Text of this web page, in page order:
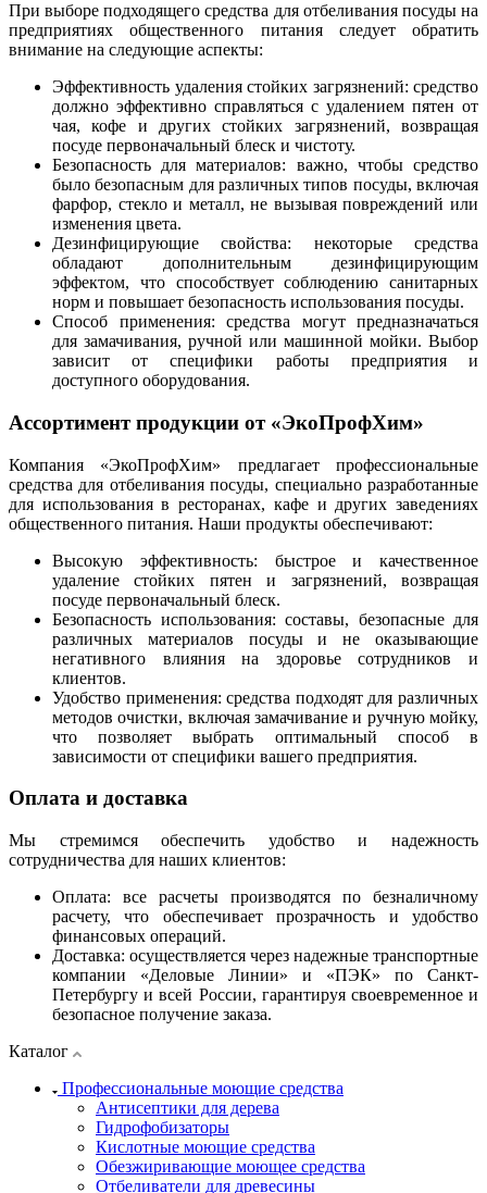
При выборе подходящего средства для отбеливания посуды на
предприятиях общественного питания следует обратить
внимание на следующие аспекты:
Эффективность удаления стойких загрязнений: средство
должно эффективно справляться с удалением пятен от
чая, кофе и других стойких загрязнений, возвращая
посуде первоначальный блеск и чистоту.
Безопасность для материалов: важно, чтобы средство
было безопасным для различных типов посуды, включая
фарфор, стекло и металл, не вызывая повреждений или
изменения цвета.
Дезинфицирующие свойства: некоторые средства
обладают дополнительным дезинфицирующим
эффектом, что способствует соблюдению санитарных
норм и повышает безопасность использования посуды.
Способ применения: средства могут предназначаться
для замачивания, ручной или машинной мойки. Выбор
зависит от специфики работы предприятия и
доступного оборудования.
Ассортимент продукции от «ЭкоПрофХим»
Компания «ЭкоПрофХим» предлагает профессиональные
средства для отбеливания посуды, специально разработанные
для использования в ресторанах, кафе и других заведениях
общественного питания. Наши продукты обеспечивают:​
Высокую эффективность: быстрое и качественное
удаление стойких пятен и загрязнений, возвращая
посуде первоначальный блеск.​
Безопасность использования: составы, безопасные для
различных материалов посуды и не оказывающие
негативного влияния на здоровье сотрудников и
клиентов.​
Удобство применения: средства подходят для различных
методов очистки, включая замачивание и ручную мойку,
что позволяет выбрать оптимальный способ в
зависимости от специфики вашего предприятия.​
Оплата и доставка
Мы стремимся обеспечить удобство и надежность
сотрудничества для наших клиентов:​
Оплата: все расчеты производятся по безналичному
расчету, что обеспечивает прозрачность и удобство
финансовых операций.​
Доставка: осуществляется через надежные транспортные
компании «Деловые Линии» и «ПЭК» по Санкт-
Петербургу и всей России, гарантируя своевременное и
безопасное получение заказа.​
Каталог
Профессиональные моющие средства
Антисептики для дерева
Гидрофобизаторы
Кислотные моющие средства
Обезжиривающие моющее средства
Отбеливатели для древесины